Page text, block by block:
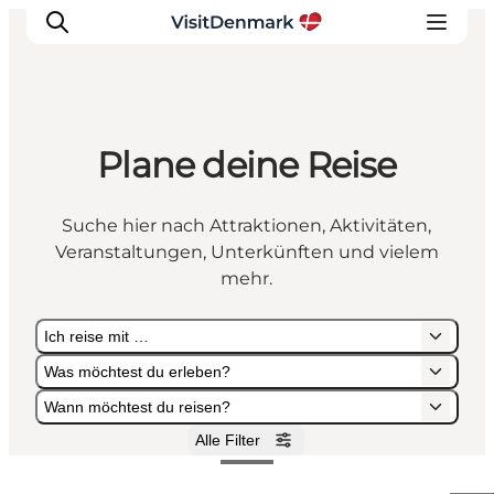
Inspiration
Regionen
Erlebnisse
Plane deine Reise
Suche hier nach Attraktionen, Aktivitäten,
Veranstaltungen, Unterkünften und vielem
mehr.
Ich reise mit …
Was möchtest du erleben?
Wann möchtest du reisen?
Alle Filter